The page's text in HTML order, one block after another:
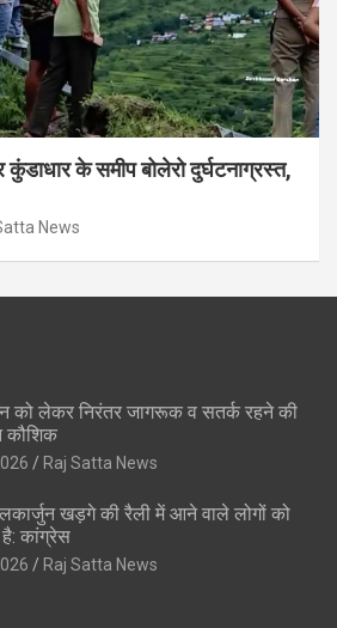
कुंडाधार के समीप बोलेरो दुर्घटनाग्रस्त,
News
को लेकर निरंतर जागरूक व सतर्क रहने की
कौशिक
Raj Satta News
खड़गे की रैली में आने वाले लोगों को
है: कांग्रेस
Raj Satta News